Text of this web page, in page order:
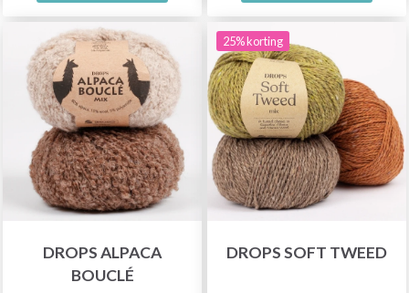
DROPS ALPACA
BOUCLÉ
25% korting
DROPS SOFT TWEED